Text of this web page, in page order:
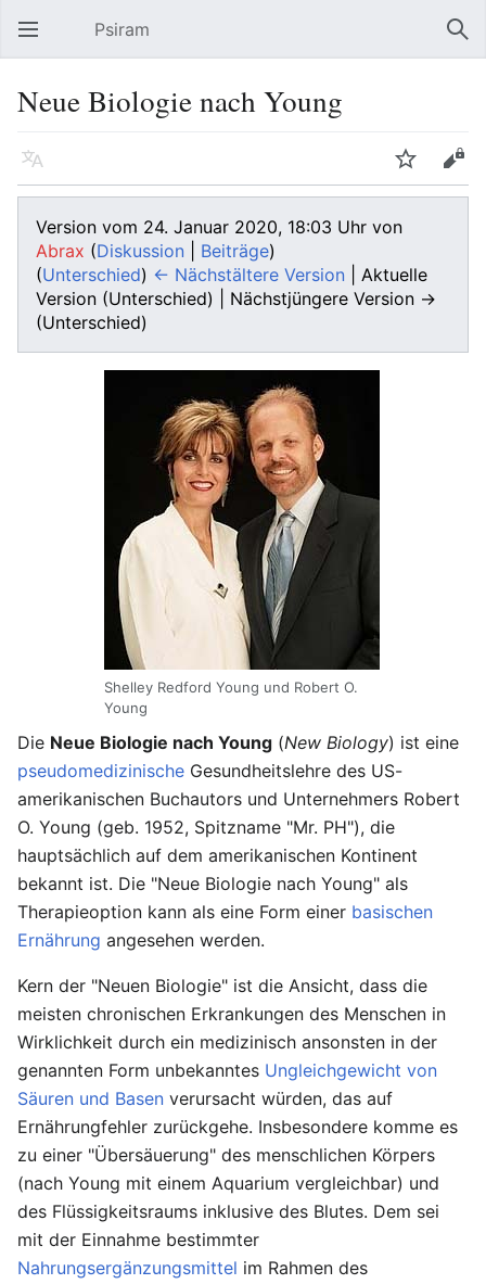
Hauptmenü öffnen Psiram
Neue Biologie nach Young
Sprache Beobachten Bearbeiten
Version vom 24. Januar 2020, 18:03 Uhr von
Abrax (Diskussion Beiträge)
(Unterschied) ← Nächstältere Version | Aktuelle
Version (Unterschied) | Nächstjüngere Version →
(Unterschied)
Shelley Redford Young und Robert O.
Young
Die Neue Biologie nach Young (New Biology) ist eine
pseudomedizinische Gesundheitslehre des US-
amerikanischen Buchautors und Unternehmers Robert
O. Young (geb. 1952, Spitzname "Mr. PH"), die
hauptsächlich auf dem amerikanischen Kontinent
bekannt ist. Die "Neue Biologie nach Young" als
Therapieoption kann als eine Form einer basischen
Ernährung angesehen werden.
Kern der "Neuen Biologie" ist die Ansicht, dass die
meisten chronischen Erkrankungen des Menschen in
Wirklichkeit durch ein medizinisch ansonsten in der
genannten Form unbekanntes Ungleichgewicht von
Säuren und Basen verursacht würden, das auf
Ernährungfehler zurückgehe. Insbesondere komme es
zu einer "Übersäuerung" des menschlichen Körpers
(nach Young mit einem Aquarium vergleichbar) und
des Flüssigkeitsraums inklusive des Blutes. Dem sei
mit der Einnahme bestimmter
Nahrungsergänzungsmittel im Rahmen des